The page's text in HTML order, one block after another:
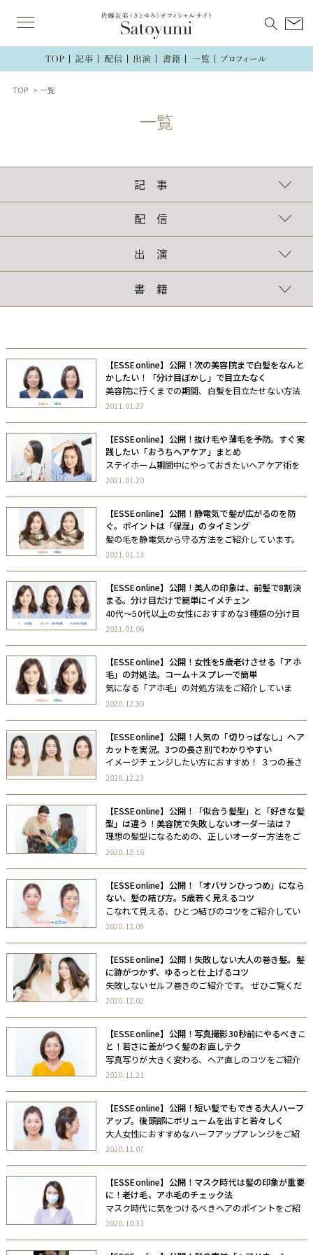
TOP 一覧
記 事
配 信
出 演
書 籍
【ESSEonline】公開！次の美容院まで白髪をなんと
かしたい！「分け目ぼかし」で目立たなく
美容院に行くまでの期間、白髪を目立たせない方法
をご紹介しています。 ぜひご覧ください。
2021.01.27
【ESSEonline】公開！抜け毛や薄毛を予防。すぐ実
践したい「おうちヘアケア」まとめ
ステイホーム期間中にやっておきたいヘアケア術を
ご紹介しています。 ぜひご覧ください。
2021.01.20
【ESSEonline】公開！静電気で髪が広がるのを防
ぐ。ポイントは「保湿」のタイミング
髪の毛を静電気から守る方法をご紹介しています。
ぜひご覧ください。 URL：https://esse-
2021.01.13
【ESSEonline】公開！美人の印象は、前髪で8割決
まる。分け目だけで簡単にイメチェン
40代〜50代以上の女性におすすめな3種類の分け目
と、前髪のセット方法をご紹介しています。 ぜひご
2021.01.06
【ESSEonline】公開！女性を5歳老けさせる「アホ
毛」の対処法。コーム＋スプレーで簡単
気になる「アホ毛」の対処方法をご紹介していま
す。 ぜひご覧ください。
2020.12.30
【ESSEonline】公開！人気の「切りっぱなし」ヘア
カットを実況。3つの長さ別でわかりやすい
イメージチェンジしたい方におすすめ！ ３つの長さ
の切りっぱなしヘアをご紹介しています。 ぜひご覧
2020.12.23
【ESSEonline】公開！「似合う髪型」と「好きな髪
型」は違う！美容院で失敗しないオーダー法は？
理想の髪型になるための、正しいオーダー方法をご
紹介しています。 ぜひご覧ください。
2020.12.16
【ESSEonline】公開！「オバサンひっつめ」になら
ない、髪の結び方。5歳若く見えるコツ
こなれて見える、ひとつ結びのコツをご紹介してい
ます。 ぜひご覧ください。
2020.12.09
【ESSEonline】公開！失敗しない大人の巻き髪。髪
に跡がつかず、ゆるっと仕上げるコツ
失敗しないセルフ巻きのご紹介です。 ぜひご覧くだ
さい。
2020.12.02
【ESSEonline】公開！写真撮影30秒前にやるべきこ
と！若さに差がつく髪のお直しテク
写真写りが大きく変わる、ヘア直しのコツをご紹介
しています。 ぜひご覧ください。
2020.11.21
【ESSEonline】公開！短い髪でもできる大人ハーフ
アップ。後頭部にボリュームを出すと若々しく
大人女性におすすめなハーフアップアレンジをご紹
介しています。 ぜひご覧ください。
2020.11.07
【ESSEonline】公開！マスク時代は髪の印象が重要
に！老け毛、アホ毛のチェック法
マスク時代に気をつけるべきヘアのポイントをご紹
介しています。 ぜひご覧ください。
2020.10.31